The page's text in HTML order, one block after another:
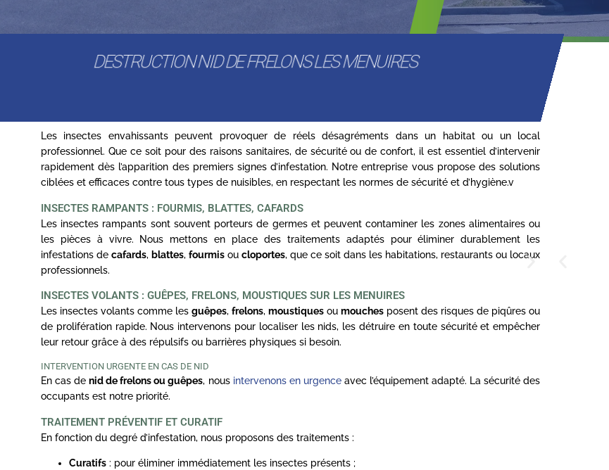
DESTRUCTION NID DE FRELONS LES MENUIRES
Les insectes envahissants peuvent provoquer de réels désagréments dans un habitat ou un local
professionnel. Que ce soit pour des raisons sanitaires, de sécurité ou de confort, il est essentiel d’intervenir
rapidement dès l’apparition des premiers signes d’infestation. Notre entreprise vous propose des solutions
ciblées et efficaces contre tous types de nuisibles, en respectant les normes de sécurité et d’hygiène.v
INSECTES RAMPANTS : FOURMIS, BLATTES, CAFARDS
Les insectes rampants sont souvent porteurs de germes et peuvent contaminer les zones alimentaires ou
les pièces à vivre. Nous mettons en place des traitements adaptés pour éliminer durablement les
infestations decafards,blattes,fourmis oucloportes, que ce soit dans les habitations, restaurants ou locaux
professionnels.
INSECTES VOLANTS : GUÊPES, FRELONS, MOUSTIQUES SUR LES MENUIRES
Les insectes volants comme lesguêpes,frelons,moustiques oumouches posent des risques de piqûres ou
de prolifération rapide. Nous intervenons pour localiser les nids, les détruire en toute sécurité et empêcher
leur retour grâce à des répulsifs ou barrières physiques si besoin.
INTERVENTION URGENTE EN CAS DE NID
En cas denid de frelons ou guêpes, nousintervenons en urgenceavec l’équipement adapté. La sécurité des
occupants est notre priorité.
TRAITEMENT PRÉVENTIF ET CURATIF
En fonction du degré d’infestation, nous proposons des traitements :
Curatifs : pour éliminer immédiatement les insectes présents ;